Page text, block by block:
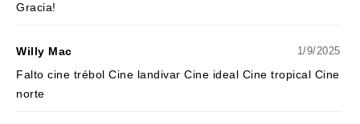
Gracia!
Willy Mac 1/9/2025
Falto cine trébol Cine landivar Cine ideal Cine tropical Cine
norte